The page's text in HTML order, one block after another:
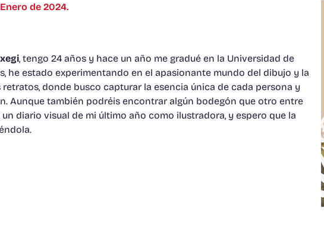
de 2024.
, tengo 24 años y hace un año me gradué en la Universidad de
he estado experimentando en el apasionante mundo del dibujo y la
donde busco capturar la esencia única de cada persona y
Aunque también podréis encontrar algún bodegón que otro entre
diario visual de mi último año como ilustradora, y espero que la